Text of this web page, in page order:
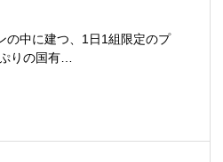
の中に建つ、1日1組限定のプ
りの国有…